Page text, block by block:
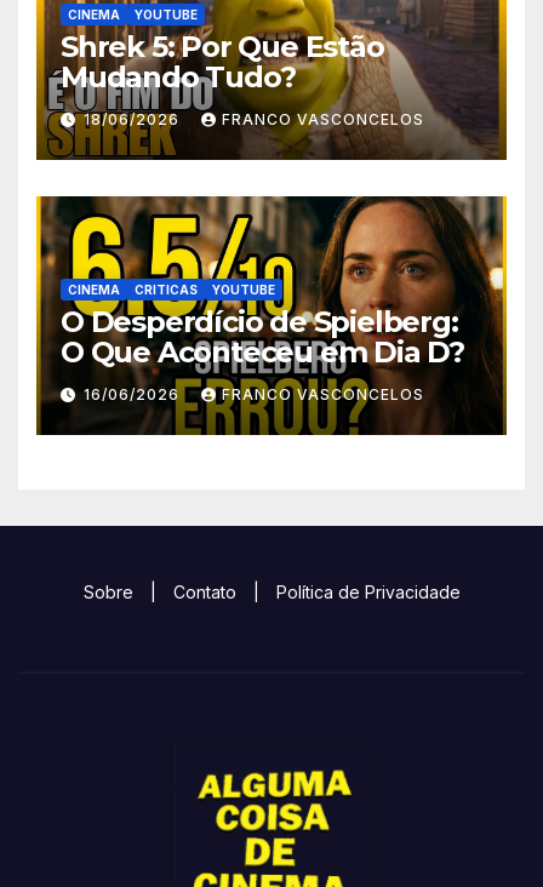
CINEMA YOUTUBE
Shrek 5: Por Que Estão
Mudando Tudo?
18/06/2026 FRANCO VASCONCELOS
CINEMA CRITICAS YOUTUBE
O Desperdício de Spielberg:
O Que Aconteceu em Dia D?
16/06/2026 FRANCO VASCONCELOS
Sobre Contato Política de Privacidade